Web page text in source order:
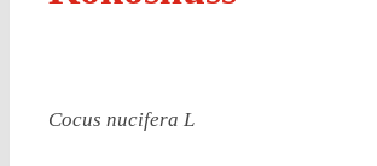
Cocus nucifera L